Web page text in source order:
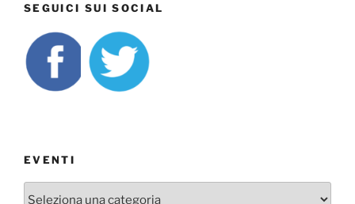
SEGUICI SUI SOCIAL
EVENTI